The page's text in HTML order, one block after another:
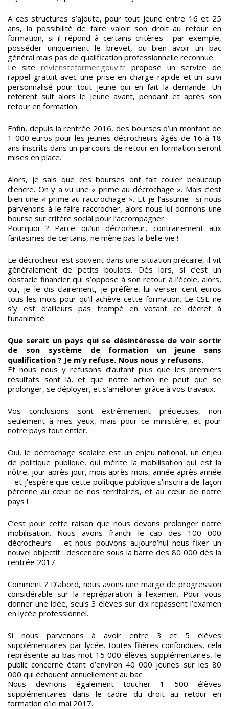
A ces structures s’ajoute, pour tout jeune entre 16 et 25
ans, la possibilité de faire valoir son droit au retour en
formation, si il répond à certains critères : par exemple,
posséder uniquement le brevet, ou bien avoir un bac
général mais pas de qualification professionnelle reconnue.
Le sitereviensteformer.gouv.fr propose un service de
rappel gratuit avec une prise en charge rapide et un suivi
personnalisé pour tout jeune qui en fait la demande. Un
référent suit alors le jeune avant, pendant et après son
retour en formation.
Enfin, depuis la rentrée 2016, des bourses d’un montant de
1 000 euros pour les jeunes décrocheurs âgés de 16 à 18
ans inscrits dans un parcours de retour en formation seront
mises en place.
Alors, je sais que ces bourses ont fait couler beaucoup
d’encre. On y a vu une « prime au décrochage ». Mais c’est
bien une « prime au raccrochage ». Et je l’assume : si nous
parvenons à le faire raccrocher, alors nous lui donnons une
bourse sur critère social pour l’accompagner.
Pourquoi ? Parce qu’un décrocheur, contrairement aux
fantasmes de certains, ne mène pas la belle vie !
Le décrocheur est souvent dans une situation précaire, il vit
généralement de petits boulots. Dès lors, si c’est un
obstacle financier qui s’oppose à son retour à l’école, alors,
oui, je le dis clairement, je préfère, lui verser cent euros
tous les mois pour qu’il achève cette formation. Le CSE ne
s’y est d’ailleurs pas trompé en votant ce décret à
l’unanimité.
Que serait un pays qui se désintéresse de voir sortir
de son système de formation un jeune sans
qualification ? Je m’y refuse. Nous nous y refusons.
Et nous nous y refusons d’autant plus que les premiers
résultats sont là, et que notre action ne peut que se
prolonger, se déployer, et s’améliorer grâce à vos travaux.
Vos conclusions sont extrêmement précieuses, non
seulement à mes yeux, mais pour ce ministère, et pour
notre pays tout entier.
Oui, le décrochage scolaire est un enjeu national, un enjeu
de politique publique, qui mérite la mobilisation qui est la
nôtre, jour après jour, mois après mois, année après année
– et j’espère que cette politique publique s’inscrira de façon
pérenne au cœur de nos territoires, et au cœur de notre
pays !
C’est pour cette raison que nous devons prolonger notre
mobilisation. Nous avons franchi le cap des 100 000
décrocheurs – et nous pouvons aujourd’hui nous fixer un
nouvel objectif : descendre sous la barre des 80 000 dès la
rentrée 2017.
Comment ? D’abord, nous avons une marge de progression
considérable sur la repréparation à l’examen. Pour vous
donner une idée, seuls 3 élèves sur dix repassent l’examen
en lycée professionnel.
Si nous parvenons à avoir entre 3 et 5 élèves
supplémentaires par lycée, toutes filières confondues, cela
représente au bas mot 15 000 élèves supplémentaires, le
public concerné étant d’environ 40 000 jeunes sur les 80
000 qui échouent annuellement au bac.
Nous devrions également toucher 1 500 élèves
supplémentaires dans le cadre du droit au retour en
formation d’ici mai 2017.